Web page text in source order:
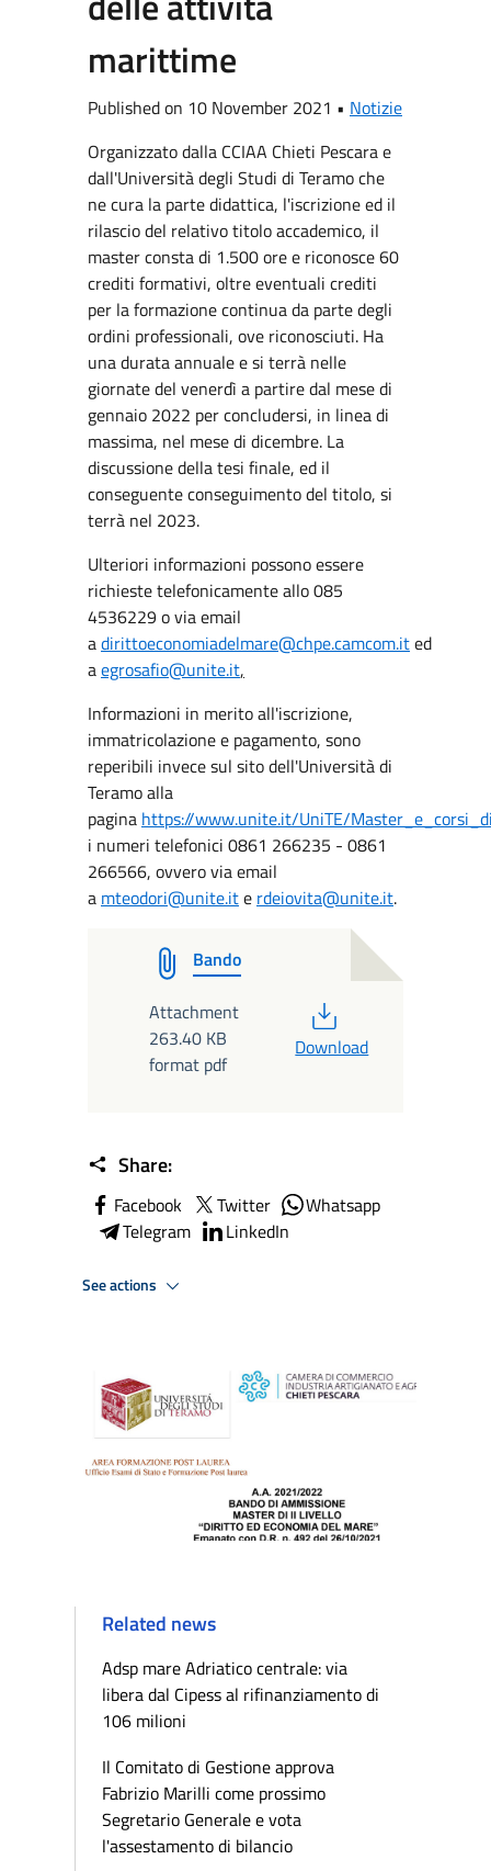
marittime
Published on 10 November 2021 • Notizie
Organizzato dalla CCIAA Chieti Pescara e
dall'Università degli Studi di Teramo che
ne cura la parte didattica, l'iscrizione ed il
rilascio del relativo titolo accademico, il
master consta di 1.500 ore e riconosce 60
crediti formativi, oltre eventuali crediti
per la formazione continua da parte degli
ordini professionali, ove riconosciuti. Ha
una durata annuale e si terrà nelle
giornate del venerdì a partire dal mese di
gennaio 2022 per concludersi, in linea di
massima, nel mese di dicembre. La
discussione della tesi finale, ed il
conseguente conseguimento del titolo, si
terrà nel 2023.
Ulteriori informazioni possono essere
richieste telefonicamente allo 085
4536229 o via email
adirittoeconomiadelmare@chpe.camcom.ited
aegrosafio@unite.it,
Informazioni in merito all'iscrizione,
immatricolazione e pagamento, sono
reperibili invece sul sito dell'Università di
Teramo alla
pagina https://www.unite.it/UniTE/
i numeri telefonici 0861 266235 - 0861
266566, ovvero via email
a mteodori@unite.ite rdeiovita@unite.it.
Bando
Attachment
263.40 KB
format pdf
Download
Share:
Facebook Twitter
Whatsapp
Telegram
LinkedIn
See actions
Related news
Adsp mare Adriatico centrale: via
libera dal Cipess al rifinanziamento di
106 milioni
Il Comitato di Gestione approva
Fabrizio Marilli come prossimo
Segretario Generale e vota
l'assestamento di bilancio